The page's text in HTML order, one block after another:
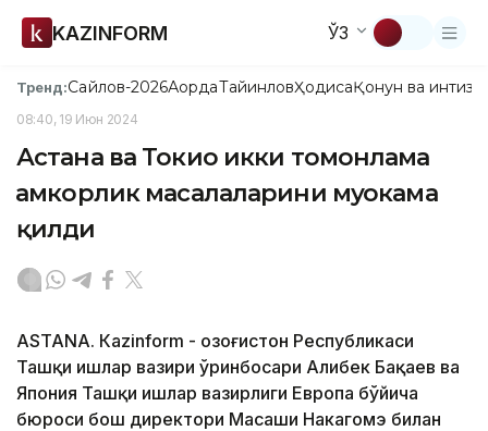
KAZINFORM ЎЗ
Тренд:Сайлов-2026АқордаТайинловҲодисаҚонун ва
08:40, 19 Июн 2024
Астана ва Токио икки томонлама
ҳамкорлик масалаларини муҳокама
қилди
ASTANА. Кazinform - Қозоғистон Республикаси
Ташқи ишлар вазири ўринбосари Алибек Бақаев ва
Япония Ташқи ишлар вазирлиги Европа бўйича
бюроси бош директори Масаши Накагомэ билан